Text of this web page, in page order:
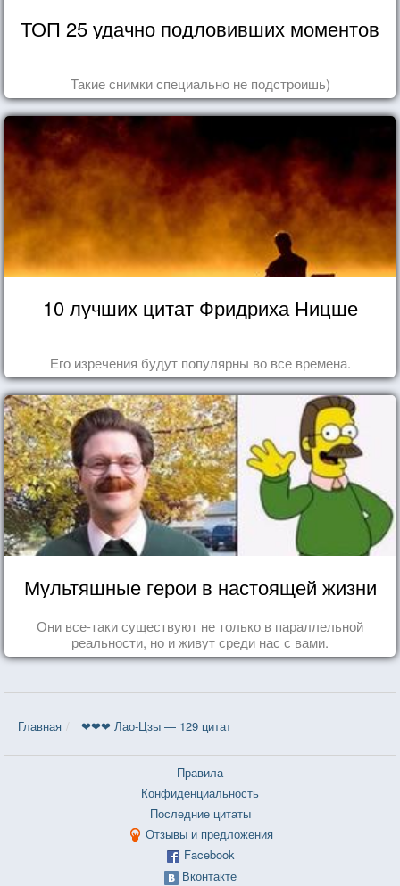
ТОП 25 удачно подловивших моментов
Такие снимки специально не подстроишь)
10 лучших цитат Фридриха Ницше
Его изречения будут популярны во все времена.
Мультяшные герои в настоящей жизни
Они все-таки существуют не только в параллельной
реальности, но и живут среди нас с вами.
Главная ❤❤❤ Лао-Цзы — 129 цитат
Правила
Конфиденциальность
Последние цитаты
Отзывы и предложения
Facebook
Вконтакте